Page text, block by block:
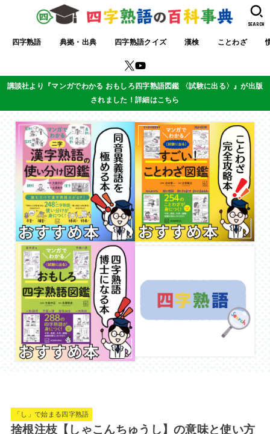
四字熟語 典拠・出典 四字熟語クイズ 漢検 ことわざ
SEARCH
講談社より『マンガでわかる おもしろ四字熟語図鑑 〈試験に出る〉』が出版
されました！詳細はこちら
「し」で始まる四字熟語
捨根注枝【しゃこんちゅうし】の意味と使い方